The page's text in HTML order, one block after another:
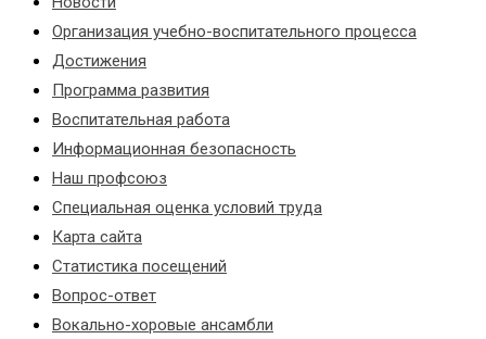
Организация учебно-воспитательного процесса
Достижения
Программа развития
Воспитательная работа
Информационная безопасность
Наш профсоюз
Специальная оценка условий труда
Карта сайта
Статистика посещений
Вопрос-ответ
Вокально-хоровые ансамбли